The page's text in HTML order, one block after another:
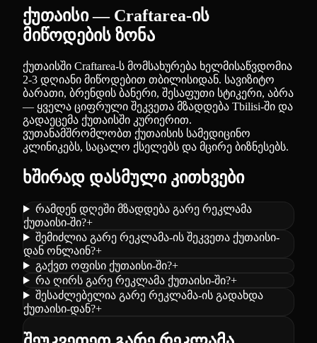
ქუთაისი — Craftarea-ის
მიწოდების ზონა
ქუთაისში Craftarea-ს მომსახურება ხელმისაწვდომია
2-3 დღიანი მიწოდებით თბილისიდან. სავიზიტო
ბარათი, ბრენდის ბანერი, შესაფუთი სტიკერი, აბრა
— ყველა ციფრული შეკვეთა მზადდება Tbilisi-ში და
გადაეცემა ქუთაისში კურიერით.
ვუთანამშრომლობთ ქუთაისის სამედიცინო
კლინიკებს, საცალო ქსელებს და მცირე ბიზნესებს.
ხშირად დასმული კითხვები
რამდენ დღეში მზადდება გარე რეკლამა
ქუთაისი-ში?+
შემიძლია გარე რეკლამა-ის შეკვეთა ქუთაისი-
დან ონლაინ?+
გაქვთ ოფისი ქუთაისი-ში?+
რა ღირს გარე რეკლამა ქუთაისი-ში?+
შესაძლებელია გარე რეკლამა-ის გადახდა
ქუთაისი-დან?+